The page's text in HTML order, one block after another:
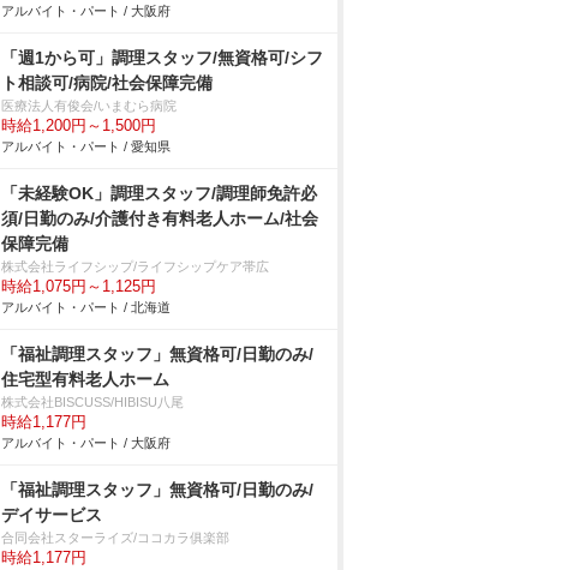
アルバイト・パート / 大阪府
「週1から可」調理スタッフ/無資格可/シフ
ト相談可/病院/社会保障完備
医療法人有俊会/いまむら病院
時給1,200円～1,500円
アルバイト・パート / 愛知県
「未経験OK」調理スタッフ/調理師免許必
須/日勤のみ/介護付き有料老人ホーム/社会
保障完備
株式会社ライフシップ/ライフシップケア帯広
時給1,075円～1,125円
アルバイト・パート / 北海道
「福祉調理スタッフ」無資格可/日勤のみ/
住宅型有料老人ホーム
株式会社BISCUSS/HIBISU八尾
時給1,177円
アルバイト・パート / 大阪府
「福祉調理スタッフ」無資格可/日勤のみ/
デイサービス
合同会社スターライズ/ココカラ俱楽部
時給1,177円